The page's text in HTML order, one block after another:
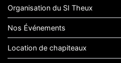
Organisation du SI Theux
Nos Événements
Location de chapiteaux